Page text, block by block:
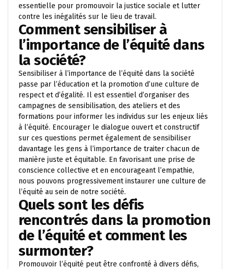
essentielle pour promouvoir la justice sociale et lutter
contre les inégalités sur le lieu de travail.
Comment sensibiliser à
l’importance de l’équité dans
la société?
Sensibiliser à l’importance de l’équité dans la société
passe par l’éducation et la promotion d’une culture de
respect et d’égalité. Il est essentiel d’organiser des
campagnes de sensibilisation, des ateliers et des
formations pour informer les individus sur les enjeux liés
à l’équité. Encourager le dialogue ouvert et constructif
sur ces questions permet également de sensibiliser
davantage les gens à l’importance de traiter chacun de
manière juste et équitable. En favorisant une prise de
conscience collective et en encourageant l’empathie,
nous pouvons progressivement instaurer une culture de
l’équité au sein de notre société.
Quels sont les défis
rencontrés dans la promotion
de l’équité et comment les
surmonter?
Promouvoir l’équité peut être confronté à divers défis,